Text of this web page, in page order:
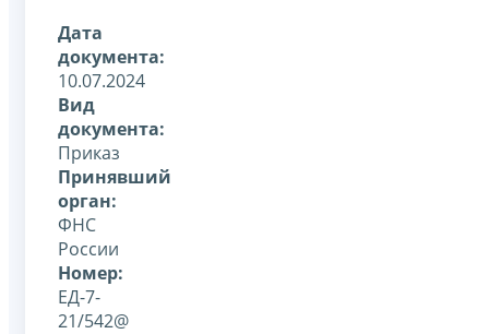
Дата
документа:
10.07.2024
Вид
документа:
Приказ
Принявший
орган:
ФНС
России
Номер:
ЕД-7-
21/542@